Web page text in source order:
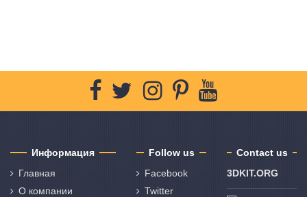
Информация
Главная
О компании
Follow us
Facebook
Twitter
Contact us
3DKIT.ORG